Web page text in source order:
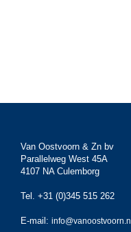
Van Oostvoorn & Zn bv
Parallelweg West 45A
4107 NA Culemborg
Tel. +31 (0)345 515 262
E-mail: info@vanoostvoorn.nl